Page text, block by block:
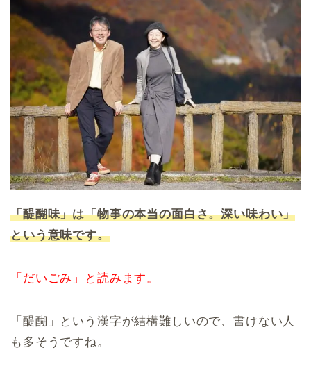
「醍醐味」は「物事の本当の面白さ。深い味わい」
という意味です。
「だいごみ」と読みます。
「醍醐」という漢字が結構難しいので、書けない人
も多そうですね。